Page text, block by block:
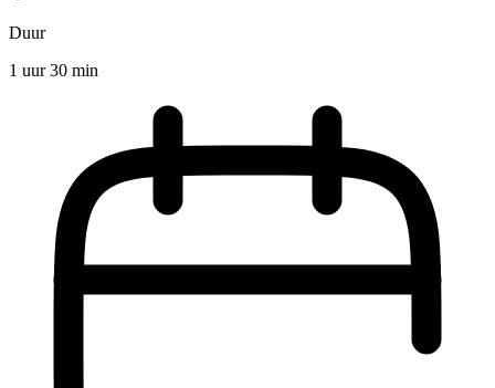
Duur
1 uur 30 min